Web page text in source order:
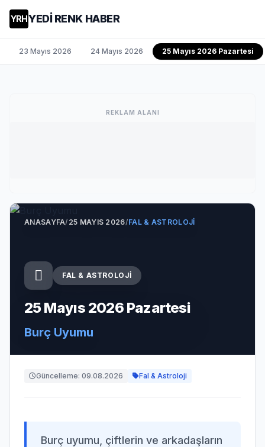
YRHYEDİ RENK HABER
23 Mayıs 2026 24 Mayıs 2026 25 Mayıs 2026 Pazartesi
REKLAM ALANI
ANASAYFA/25 MAYIS 2026/FAL & ASTROLOJI
FAL & ASTROLOJI
25 Mayıs 2026 Pazartesi
Burç Uyumu
Güncelleme: 09.08.2026 Fal & Astroloji
Burç uyumu, çiftlerin ve arkadaşların